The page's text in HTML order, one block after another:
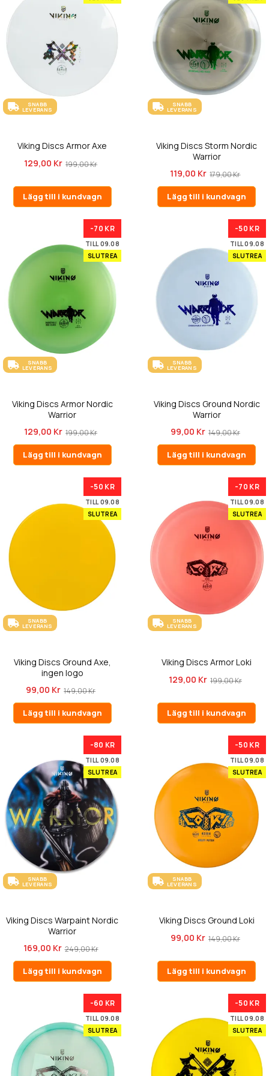
SNABB
LEVERANS
Viking Discs Armor Axe
129,00 Kr 199,00 Kr
Lägg till i kundvagn
SNABB
LEVERANS
Viking Discs Storm Nordic
Warrior
119,00 Kr 179,00 Kr
Lägg till i kundvagn
-70 KR
TILL 09.08
SLUTREA
SNABB
LEVERANS
Viking Discs Armor Nordic
Warrior
129,00 Kr 199,00 Kr
Lägg till i kundvagn
-50 KR
TILL 09.08
SLUTREA
SNABB
LEVERANS
Viking Discs Ground Nordic
Warrior
99,00 Kr 149,00 Kr
Lägg till i kundvagn
-50 KR
TILL 09.08
SLUTREA
SNABB
LEVERANS
Viking Discs Ground Axe,
ingen logo
99,00 Kr 149,00 Kr
Lägg till i kundvagn
-70 KR
TILL 09.08
SLUTREA
SNABB
LEVERANS
Viking Discs Armor Loki
129,00 Kr 199,00 Kr
Lägg till i kundvagn
-80 KR
TILL 09.08
SLUTREA
SNABB
LEVERANS
Viking Discs Warpaint Nordic
Warrior
169,00 Kr 249,00 Kr
Lägg till i kundvagn
-50 KR
TILL 09.08
SLUTREA
SNABB
LEVERANS
Viking Discs Ground Loki
99,00 Kr 149,00 Kr
Lägg till i kundvagn
-60 KR
TILL 09.08
SLUTREA
-50 KR
TILL 09.08
SLUTREA